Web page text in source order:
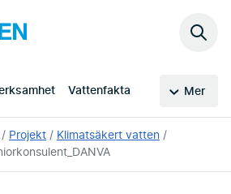
Vattenfakta Mer
Sök
Projekt
Klimatsäkert vatten